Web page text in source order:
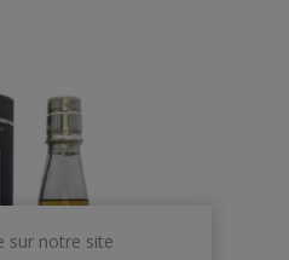
sur notre site